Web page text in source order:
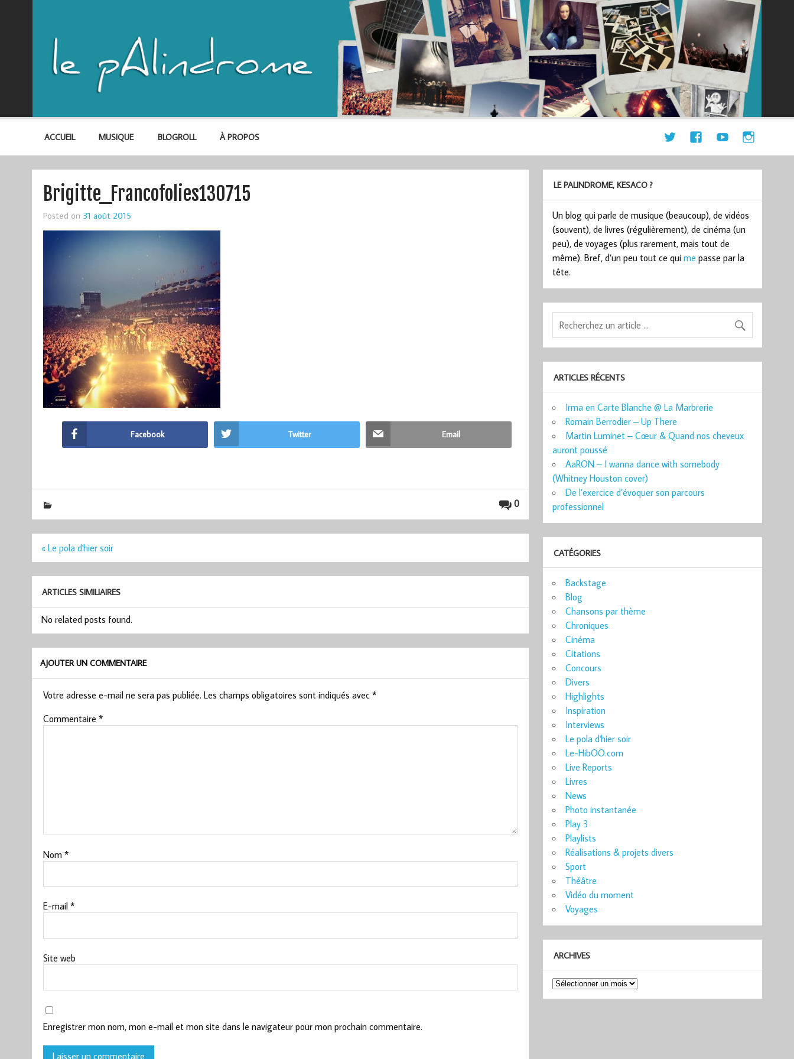
ACCUEIL MUSIQUE BLOGROLL À PROPOS
Brigitte_Francofolies130715
Posted on 31 août 2015
Facebook Twitter Email
0
Navigation
« Le pola d'hier soir
ARTICLES SIMILIAIRES
No related posts found.
AJOUTER UN COMMENTAIRE
Votre adresse e-mail ne sera pas publiée. Les champs obligatoires sont indiqués avec *
Commentaire *
Nom *
E-mail *
Site web
Enregistrer mon nom, mon e-mail et mon site dans le navigateur pour mon prochain commentaire.
LE PALINDROME, KESACO ?
Un blog qui parle de musique (beaucoup), de vidéos
(souvent), de livres (régulièrement), de cinéma (un
peu), de voyages (plus rarement, mais tout de
même). Bref, d’un peu tout ce quime passe par la
tête.
ARTICLES RÉCENTS
Irma en Carte Blanche @ La Marbrerie
Romain Berrodier – Up There
Martin Luminet – Cœur & Quand nos cheveux
auront poussé
AaRON – I wanna dance with somebody
(Whitney Houston cover)
De l’exercice d’évoquer son parcours
professionnel
CATÉGORIES
Backstage
Blog
Chansons par thème
Chroniques
Cinéma
Citations
Concours
Divers
Highlights
Inspiration
Interviews
Le pola d'hier soir
Le-HibOO.com
Live Reports
Livres
News
Photo instantanée
Play 3
Playlists
Réalisations & projets divers
Sport
Théâtre
Vidéo du moment
Voyages
ARCHIVES
Archives